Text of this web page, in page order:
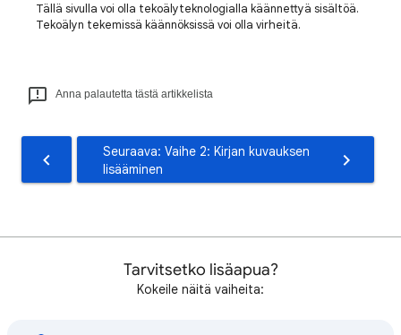
Tällä sivulla voi olla tekoälyteknologialla käännettyä sisältöä.
Tekoälyn tekemissä käännöksissä voi olla virheitä.
Anna palautetta tästä artikkelista
Seuraava: Vaihe 2: Kirjan kuvauksen
lisääminen
Tarvitsetko lisäapua?
Kokeile näitä vaiheita: